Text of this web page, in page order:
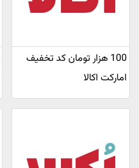
100 هزار تومان کد تخفیف
امارکت اکالا